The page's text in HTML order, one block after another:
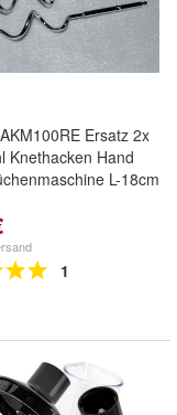
Ersatz 2x
Knethacken Hand
L-18cm
1